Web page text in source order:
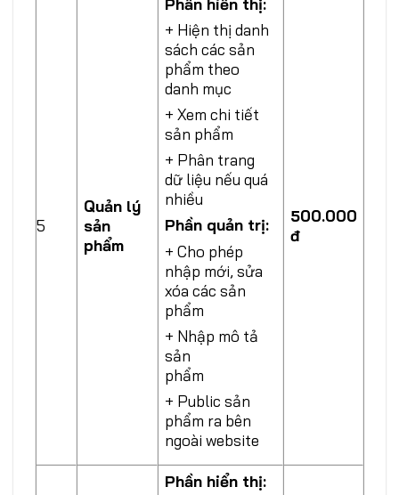
5
Quản lý
sản
phẩm
+ Hiện thị danh
sách các sản
phẩm theo
danh mục
+ Xem chi tiết
sản phẩm
+ Phân trang
dữ liệu nếu quá
nhiều
Phần quản trị:
+ Cho phép
nhập mới, sửa
xóa các sản
phẩm
+ Nhập mô tả
sản
phẩm
+ Public sản
phẩm ra bên
ngoài website
500.000
đ
Phần hiển thị: